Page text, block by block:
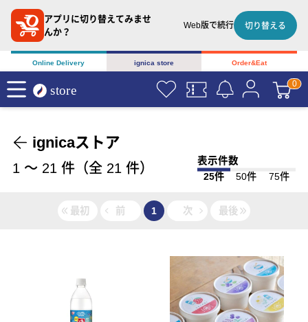
アプリに切り替えてみませ
んか？
Web版で続行 切り替える
Online Delivery ignica store Order&Eat
ignicaストア
1 〜 21 件（全 21 件）
表示件数
25件
50件 75件
最初 前 1 次 最後